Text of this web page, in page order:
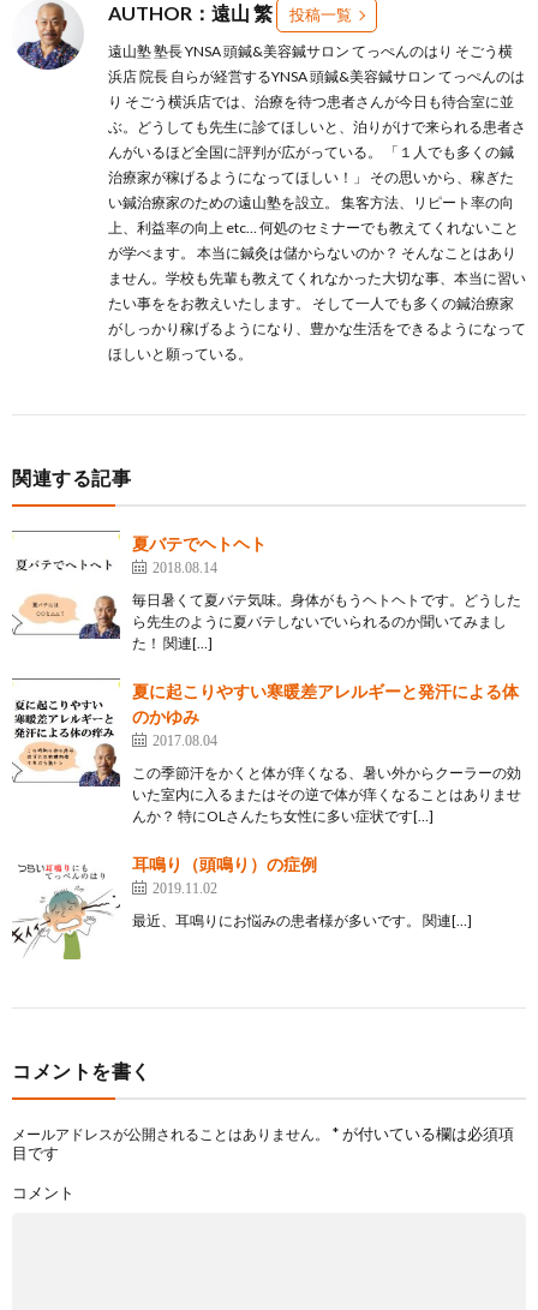
AUTHOR：遠山 繁 投稿一覧
遠山塾 塾長 YNSA 頭鍼&美容鍼サロン てっぺんのはり そごう横
浜店 院長 自らが経営するYNSA 頭鍼&美容鍼サロン てっぺんのは
り そごう横浜店では、治療を待つ患者さんが今日も待合室に並
ぶ。どうしても先生に診てほしいと、泊りがけで来られる患者さ
んがいるほど全国に評判が広がっている。 「１人でも多くの鍼
治療家が稼げるようになってほしい！」 その思いから、稼ぎた
い鍼治療家のための遠山塾を設立。 集客方法、リピート率の向
上、利益率の向上 etc… 何処のセミナーでも教えてくれないこと
が学べます。 本当に鍼灸は儲からないのか？ そんなことはあり
ません。学校も先輩も教えてくれなかった大切な事、本当に習い
たい事ををお教えいたします。 そして一人でも多くの鍼治療家
がしっかり稼げるようになり、豊かな生活をできるようになって
ほしいと願っている。
関連する記事
夏バテでヘトヘト
2018.08.14
毎日暑くて夏バテ気味。身体がもうヘトヘトです。どうした
ら先生のように夏バテしないでいられるのか聞いてみまし
た！ 関連[…]
夏に起こりやすい寒暖差アレルギーと発汗による体
のかゆみ
2017.08.04
この季節汗をかくと体が痒くなる、暑い外からクーラーの効
いた室内に入るまたはその逆で体が痒くなることはありませ
んか？ 特にOLさんたち女性に多い症状です[…]
耳鳴り（頭鳴り）の症例
2019.11.02
最近、耳鳴りにお悩みの患者様が多いです。 関連[…]
コメントを書く
メールアドレスが公開されることはありません。 *が付いている欄は必須項
目です
コメント